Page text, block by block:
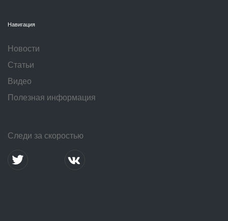
Навигация
Новости
Статьи
Видео
Полезная информация
Следи за скоростью